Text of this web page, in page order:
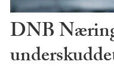
DNB